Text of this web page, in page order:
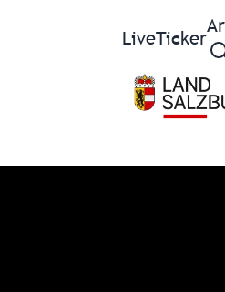
LiveTicker